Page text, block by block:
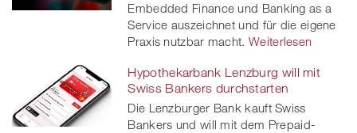
Embedded Finance und Banking as a
Service auszeichnet und für die eigene
Praxis nutzbar macht. Weiterlesen
Hypothekarbank Lenzburg will mit
Swiss Bankers durchstarten
Die Lenzburger Bank kauft Swiss
Bankers und will mit dem Prepaid-